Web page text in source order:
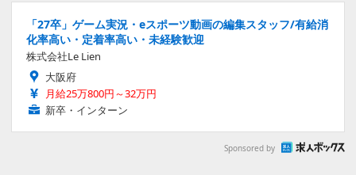
「27卒」ゲーム実況・eスポーツ動画の編集スタッフ/有給消
化率高い・定着率高い・未経験歓迎
株式会社Le Lien
大阪府
月給25万800円～32万円
新卒・インターン
Sponsored by